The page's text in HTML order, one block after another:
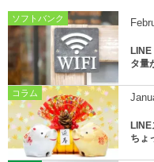
ソフトバンク
タ量
コラム
ちょ